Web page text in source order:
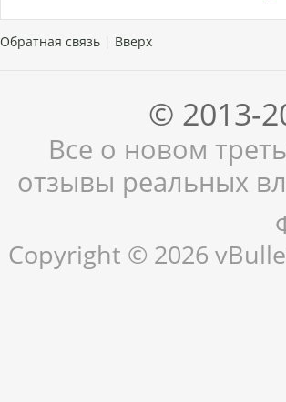
Обратная связь Вверх
© 2013-
Все о новом
отзывы реальных
Copyright © 2026